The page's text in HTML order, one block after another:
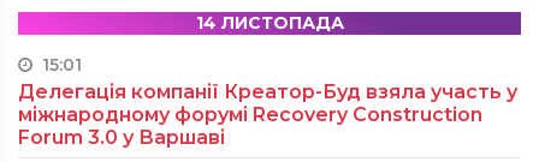
14 ЛИСТОПАДА
15:01
Делегація компанії Креатор-Буд взяла участь у
міжнародному форумі Recovery Construction
Forum 3.0 у Варшаві